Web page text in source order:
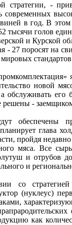
-
в год. В
тысячи голов
и Курской
- 27 поросят на
новой
обслуживать
-
обеспечены
глава
пройдя
мяса. Все
и отрубов
и
со стратегией
(нуклеус)
как